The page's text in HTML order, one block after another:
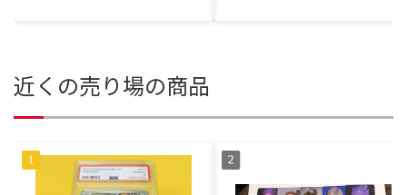
近くの売り場の商品